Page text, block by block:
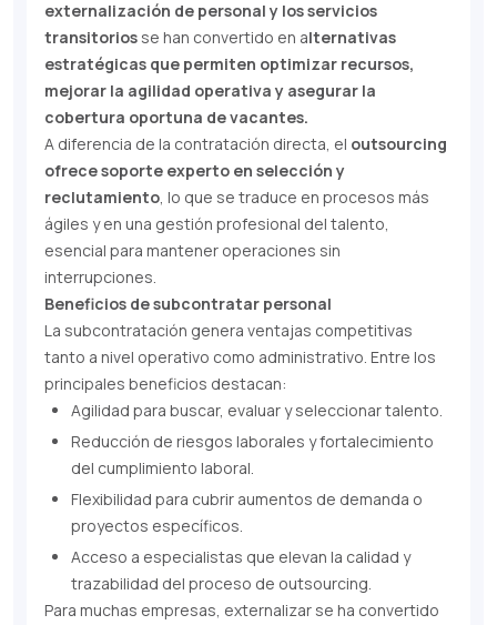
externalización de personal y los servicios
transitorios se han convertido en alternativas
estratégicas que permiten optimizar recursos,
mejorar la agilidad operativa y asegurar la
cobertura oportuna de vacantes.
A diferencia de la contratación directa, el outsourcing
ofrece soporte experto en selección y
reclutamiento, lo que se traduce en procesos más
ágiles y en una gestión profesional del talento,
esencial para mantener operaciones sin
interrupciones.
Beneficios de subcontratar personal
La subcontratación genera ventajas competitivas
tanto a nivel operativo como administrativo. Entre los
principales beneficios destacan:
Agilidad para buscar, evaluar y seleccionar talento.
Reducción de riesgos laborales y fortalecimiento
del cumplimiento laboral.
Flexibilidad para cubrir aumentos de demanda o
proyectos específicos.
Acceso a especialistas que elevan la calidad y
trazabilidad del proceso de outsourcing.
Para muchas empresas, externalizar se ha convertido